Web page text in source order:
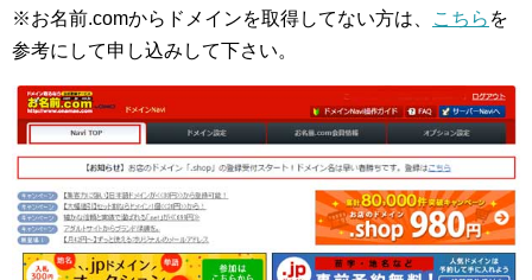
※お名前.comからドメインを取得してない方は、 こちら を
参考にして申し込みして下さい。